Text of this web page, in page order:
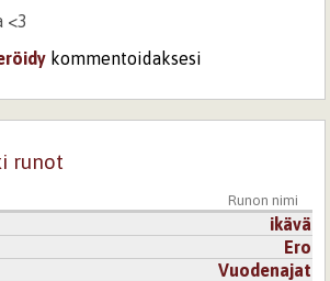
<3
kommentoidaksesi
runot
Runon nimi
ikävä
Ero
Vuodenajat